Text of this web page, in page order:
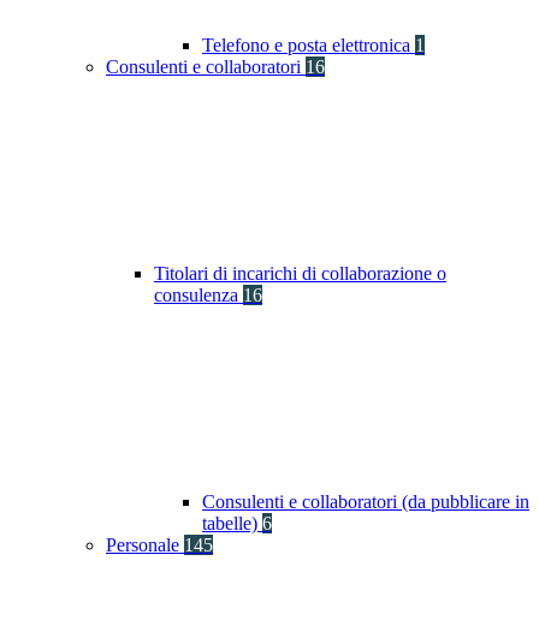
Telefono e posta elettronica 1
Consulenti e collaboratori 16
Titolari di incarichi di collaborazione o
consulenza 16
Consulenti e collaboratori (da pubblicare in
tabelle) 6
Personale 145